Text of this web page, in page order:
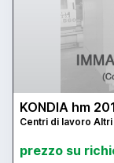
KONDIA hm
Centri di lavoro
prezzo su